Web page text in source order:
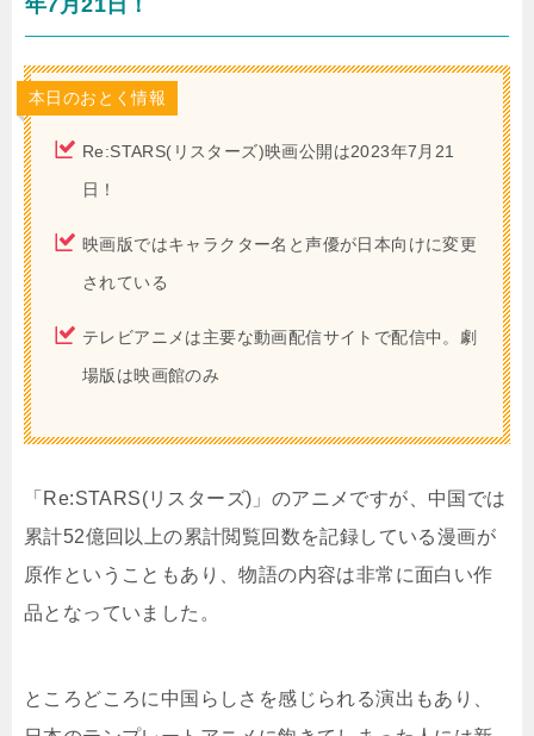
年7月21日！
本日のおとく情報
Re:STARS(リスターズ)映画公開は2023年7月21
日！
映画版ではキャラクター名と声優が日本向けに変更
されている
テレビアニメは主要な動画配信サイトで配信中。劇
場版は映画館のみ
「Re:STARS(リスターズ)」のアニメですが、中国では
累計52億回以上の累計閲覧回数を記録している漫画が
原作ということもあり、物語の内容は非常に面白い作
品となっていました。
ところどころに中国らしさを感じられる演出もあり、